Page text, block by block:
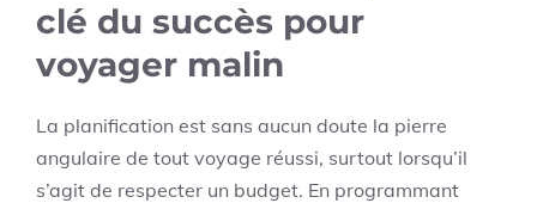
clé du succès pour
voyager malin
La planification est sans aucun doute la pierre
angulaire de tout voyage réussi, surtout lorsqu’il
s’agit de respecter un budget. En programmant